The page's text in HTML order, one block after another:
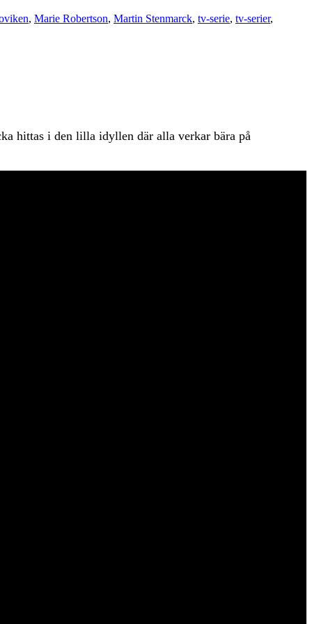
, Marie Robertson, Martin Stenmarck, tv-serie, tv-serier,
hittas i den lilla idyllen där alla verkar bära på